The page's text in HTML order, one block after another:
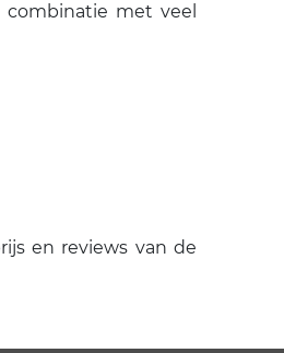
met veel
en reviews van de